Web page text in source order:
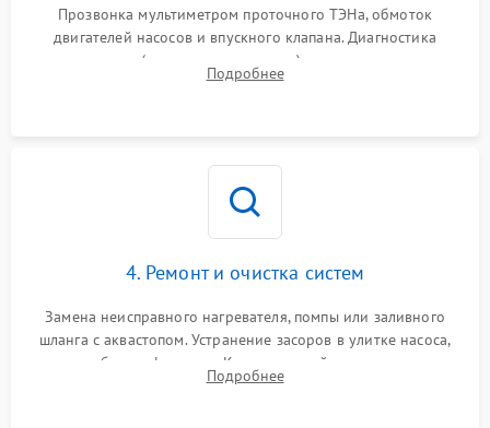
Прозвонка мультиметром проточного ТЭНа, обмоток
двигателей насосов и впускного клапана. Диагностика
прессостата (датчика уровня воды), датчика мутности,
концевика дверцы и электронного модуля управления.
Подробнее
4. Ремонт и очистка систем
Замена неисправного нагревателя, помпы или заливного
шланга с аквастопом. Устранение засоров в улитке насоса,
патрубках и фильтрах. Компонентный ремонт платы
управления, восстановление поврежденной проводки.
Подробнее